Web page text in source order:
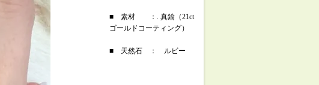
■ 素材 ：. 真鍮（21ct
ゴールドコーティング）
■ 天然石 ： ルビー